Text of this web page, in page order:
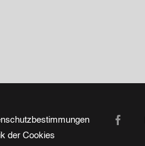
der Cookies